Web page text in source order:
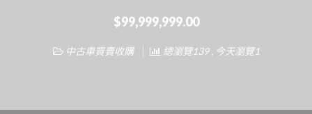
$99,999,999.00
中古車買賣收購 總瀏覽139 , 今天瀏覽1